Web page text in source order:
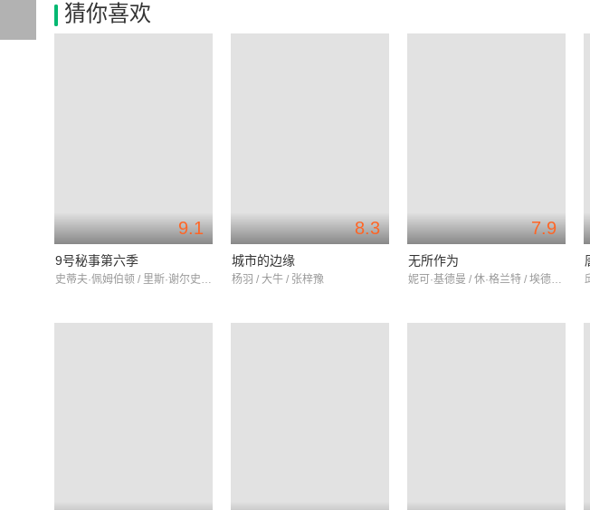
猜你喜欢
9.1
9号秘事第六季
史蒂夫·佩姆伯顿 / 里斯·谢尔史密斯 / 凯文·毕晓普
8.3
城市的边缘
杨羽 / 大牛 / 张梓豫
7.9
无所作为
妮可·基德曼 / 休·格兰特 / 埃德加·拉米雷兹